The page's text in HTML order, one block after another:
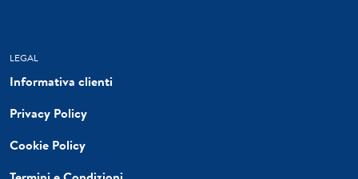
LEGAL
Informativa clienti
Privacy Policy
Cookie Policy